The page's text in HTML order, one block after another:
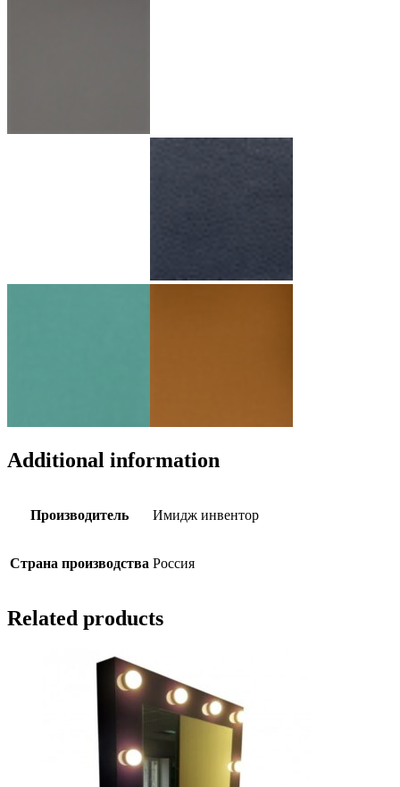
Additional information
Производитель Имидж инвентор
Страна производства Россия
Related products